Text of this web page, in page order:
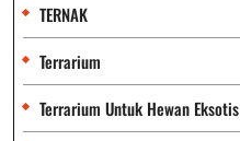
TERNAK
Terrarium
Terrarium Untuk Hewan Eksotis